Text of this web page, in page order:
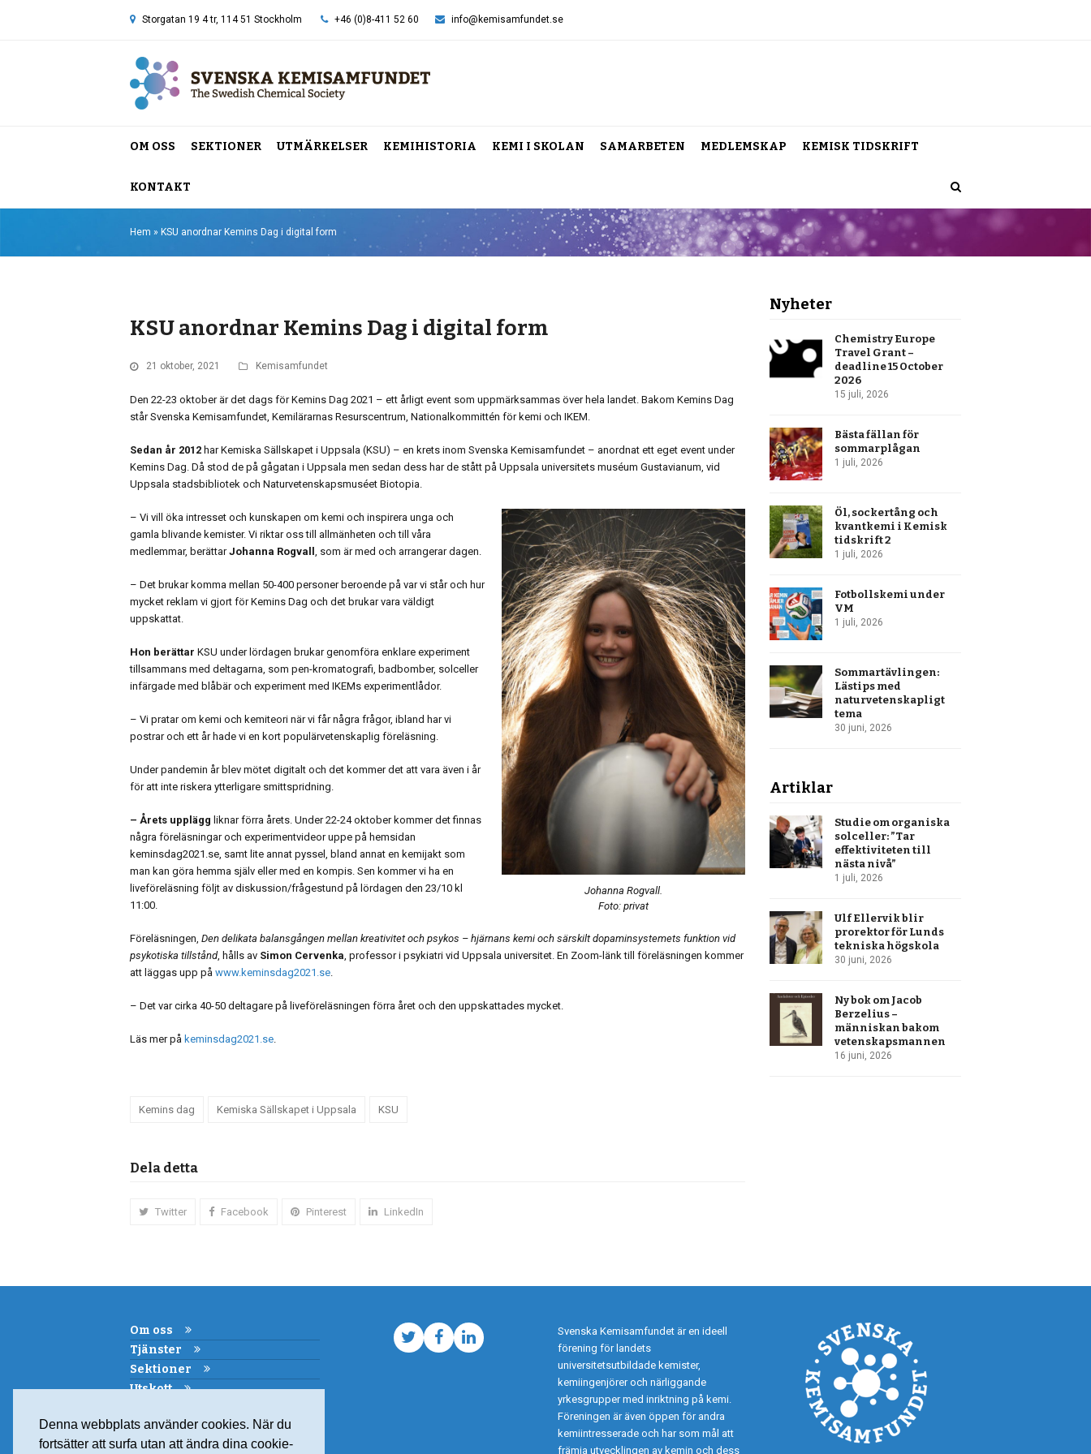
Denna webbplats använder cookies. När du
fortsätter att surfa utan att ändra dina cookie-
Storgatan 19 4 tr, 114 51 Stockholm +46 (0)8-411 52 60 info@kemisamfundet.se
OM OSS SEKTIONER UTMÄRKELSER KEMIHISTORIA KEMI I SKOLAN SAMARBETEN MEDLEMSKAP KEMISK TIDSKRIFT
KONTAKT
Hem » KSU anordnar Kemins Dag i digital form
KSU anordnar Kemins Dag i digital form
21 oktober, 2021 Kemisamfundet
Den 22-23 oktober är det dags för Kemins Dag 2021 – ett årligt event som uppmärksammas över hela landet. Bakom Kemins Dag
står Svenska Kemisamfundet, Kemilärarnas Resurscentrum, Nationalkommittén för kemi och IKEM.
Sedan år 2012 har Kemiska Sällskapet i Uppsala (KSU) – en krets inom Svenska Kemisamfundet – anordnat ett eget event under
Kemins Dag. Då stod de på gågatan i Uppsala men sedan dess har de stått på Uppsala universitets muséum Gustavianum, vid
Uppsala stadsbibliotek och Naturvetenskapsmuséet Biotopia.
Johanna Rogvall.
Foto: privat
– Vi vill öka intresset och kunskapen om kemi och inspirera unga och
gamla blivande kemister. Vi riktar oss till allmänheten och till våra
medlemmar, berättarJohanna Rogvall , som är med och arrangerar dagen.
– Det brukar komma mellan 50-400 personer beroende på var vi står och hur
mycket reklam vi gjort för Kemins Dag och det brukar vara väldigt
uppskattat.
Hon berättar KSU under lördagen brukar genomföra enklare experiment
tillsammans med deltagarna, som pen-kromatografi, badbomber, solceller
infärgade med blåbär och experiment med IKEMs experimentlådor.
– Vi pratar om kemi och kemiteori när vi får några frågor, ibland har vi
postrar och ett år hade vi en kort populärvetenskaplig föreläsning.
Under pandemin år blev mötet digitalt och det kommer det att vara även i år
för att inte riskera ytterligare smittspridning.
– Årets upplägg liknar förra årets. Under 22-24 oktober kommer det finnas
några föreläsningar och experimentvideor uppe på hemsidan
keminsdag2021.se, samt lite annat pyssel, bland annat en kemijakt som
man kan göra hemma själv eller med en kompis. Sen kommer vi ha en
liveföreläsning följt av diskussion/frågestund på lördagen den 23/10 kl
11:00.
Föreläsningen, Den delikata balansgången mellan kreativitet och psykos – hjärnans kemi och särskilt dopaminsystemets funktion vid
psykotiska tillstånd, hålls av Simon Cervenka , professor i psykiatri vid Uppsala universitet. En Zoom-länk till föreläsningen kommer
att läggas upp på www.keminsdag2021.se
– Det var cirka 40-50 deltagare på liveföreläsningen förra året och den uppskattades mycket.
Läs mer på keminsdag2021.se
Kemins dag Kemiska Sällskapet i Uppsala KSU
Dela detta
Twitter Facebook Pinterest LinkedIn
Nyheter
Chemistry Europe
Travel Grant –
deadline 15 October
2026
15 juli, 2026
Bästa fällan för
sommarplågan
1 juli, 2026
Öl, sockertång och
kvantkemi i Kemisk
tidskrift 2
1 juli, 2026
Fotbollskemi under
VM
1 juli, 2026
Sommartävlingen:
Lästips med
naturvetenskapligt
tema
30 juni, 2026
Artiklar
Studie om organiska
solceller: ”Tar
effektiviteten till
nästa nivå”
1 juli, 2026
Ulf Ellervik blir
prorektor för Lunds
tekniska högskola
30 juni, 2026
Ny bok om Jacob
Berzelius –
människan bakom
vetenskapsmannen
16 juni, 2026
Om oss
Tjänster
Sektioner
Utskott
Samarbeten
Medlemskap
TwitterFacebook
LinkedIn
Svenska Kemisamfundet är en ideell
förening för landets
universitetsutbildade kemister,
kemiingenjörer och närliggande
yrkesgrupper med inriktning på kemi.
Föreningen är även öppen för andra
kemiintresserade och har som mål att
främja utvecklingen av kemin och dess